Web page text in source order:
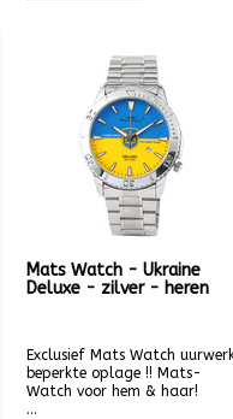
Mats Watch - Ukraine
Deluxe - zilver - heren
Exclusief Mats Watch
beperkte oplage !! Mats-
Watch voor hem & haar!
...